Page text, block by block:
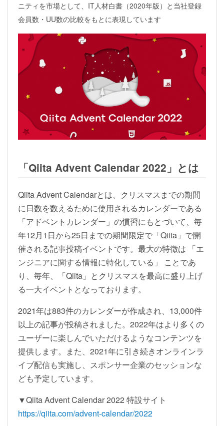
ニティを市場として、IT人材白書（2020年版）と当社登録
会員数・UU数の比較をもとに表現しています
「Qiita Advent Calendar 2022」とは
Qiita Advent Calendarとは、クリスマスまでの期間
に日数を数えるために使用されるカレンダーである
「アドベントカレンダー」の慣習にもとづいて、毎
年12月1日から25日までの期間限定で「Qiita」で開
催される記事投稿イベントです。最大の特徴は 「エ
ンジニアに関する情報に特化している」 ことであ
り、毎年、「Qiita」とクリスマスを最高に盛り上げ
る一大イベントとなっております。
2021年は883件のカレンダーが作成され、13,000件
以上の記事が投稿されました。2022年はより多くの
ユーザーに楽しんでいただけるようなコンテンツを
提供します。また、2021年に引き続きオンラインラ
イブ配信も実施し、スポンサー企業のセッションな
ども予定しています。
▼Qiita Advent Calendar 2022 特設サイト
https://qiita.com/advent-calendar/2022